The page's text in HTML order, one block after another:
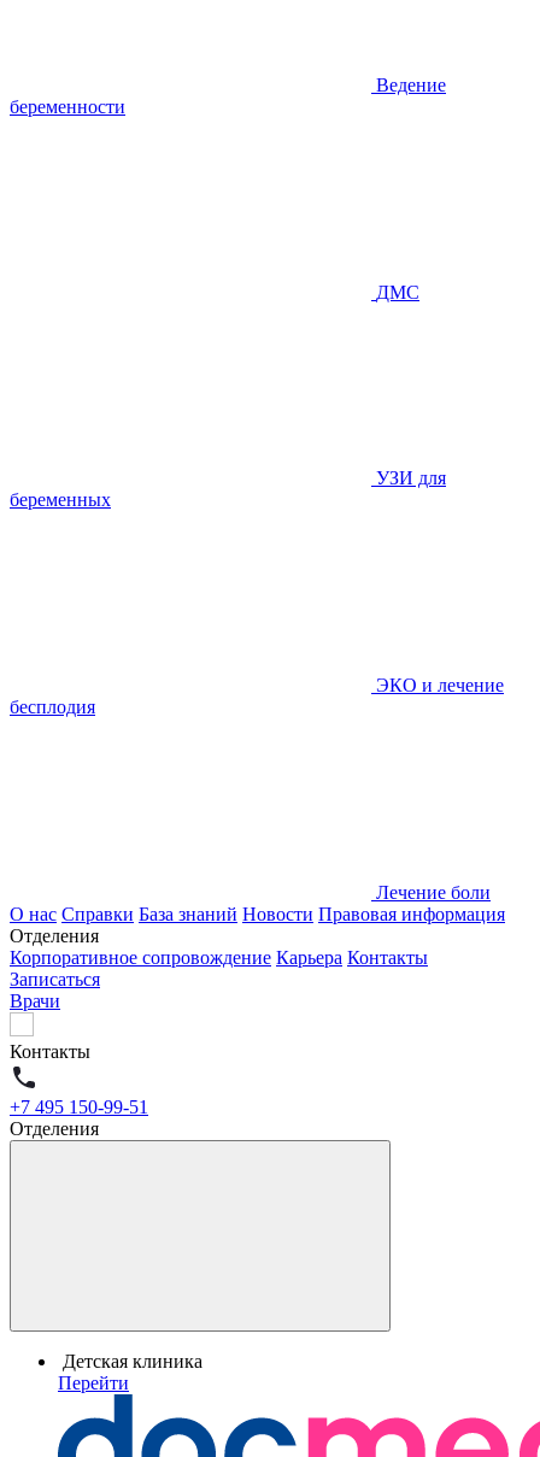
Ведение
беременности
ДМС
УЗИ для
беременных
ЭКО и лечение
бесплодия
Лечение боли
О нас Справки База знаний Новости Правовая информация
Отделения
Корпоративное сопровождение Карьера Контакты
Записаться
Врачи
Контакты
+7 495 150-99-51
Отделения
Детская клиника
Перейти